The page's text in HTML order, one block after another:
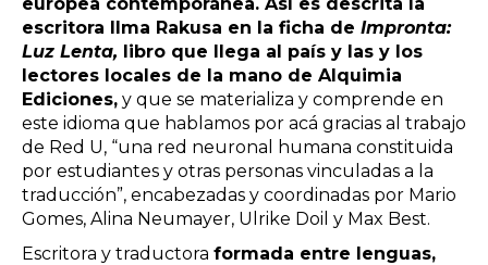
escritora Ilma Rakusa en la ficha de Impronta:
Luz Lenta, libro que llega al país y las y los
lectores locales de la mano de Alquimia
Ediciones, y que se materializa y comprende en
este idioma que hablamos por acá gracias al trabajo
de Red U, “una red neuronal humana constituida
por estudiantes y otras personas vinculadas a la
traducción”, encabezadas y coordinadas por Mario
Gomes, Alina Neumayer, Ulrike Doil y Max Best.
Escritora y traductora formada entre lenguas,